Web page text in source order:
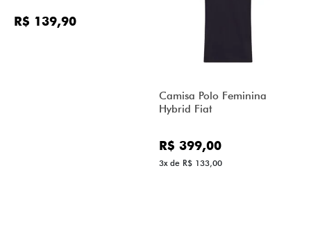
R$ 139,90
Camisa Polo Feminina
Hybrid Fiat
R$ 399,00
3x de R$ 133,00